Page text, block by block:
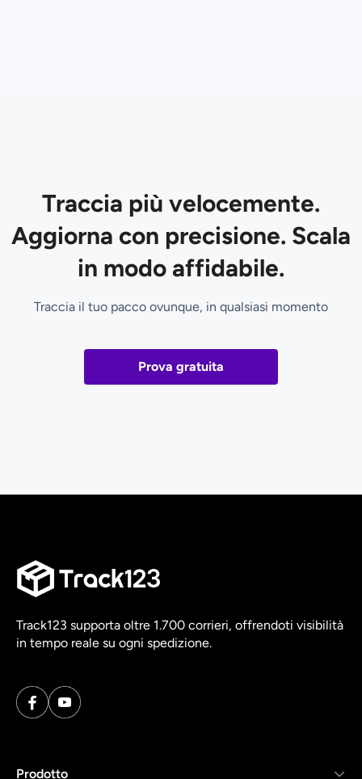
Traccia più velocemente.
Aggiorna con precisione. Scala
in modo affidabile.
Traccia il tuo pacco ovunque, in qualsiasi momento
Prova gratuita
Track123 supporta oltre 1.700 corrieri, offrendoti visibilità
in tempo reale su ogni spedizione.
Prodotto